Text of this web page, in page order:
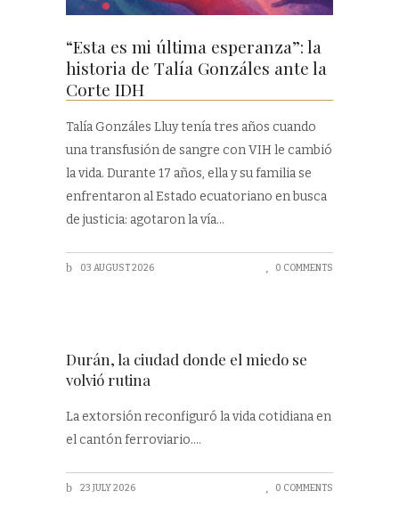
“Esta es mi última esperanza”: la
historia de Talía Gonzáles ante la
Corte IDH
Talía Gonzáles Lluy tenía tres años cuando
una transfusión de sangre con VIH le cambió
la vida. Durante 17 años, ella y su familia se
enfrentaron al Estado ecuatoriano en busca
de justicia: agotaron la vía
03 AUGUST 2026 0 COMMENTS
Durán, la ciudad donde el miedo se
volvió rutina
La extorsión reconfiguró la vida cotidiana en
el cantón ferroviario.
23 JULY 2026 0 COMMENTS